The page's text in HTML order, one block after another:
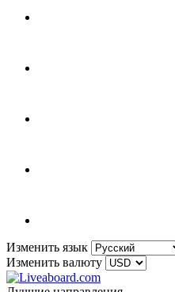
Изменить язык
Изменить валюту